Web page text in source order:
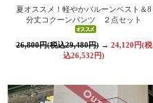
夏オススメ！軽やかバルーンベスト＆8
分丈コクーンパンツ ２点セット
26,800円(税込29,480円)→ 24,120円(税
込26,532円)